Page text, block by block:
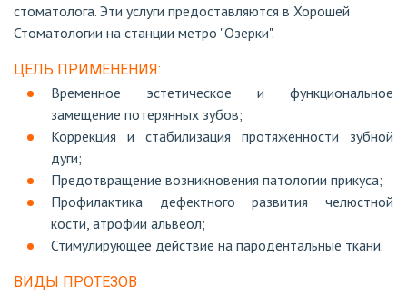
стоматолога. Эти услуги предоставляются в Хорошей
Стоматологии на станции метро "Озерки".
ЦЕЛЬ ПРИМЕНЕНИЯ:
Временное эстетическое и функциональное
замещение потерянных зубов;
Коррекция и стабилизация протяженности зубной
дуги;
Предотвращение возникновения патологии прикуса;
Профилактика дефектного развития челюстной
кости, атрофии альвеол;
Стимулирующее действие на пародентальные ткани.
ВИДЫ ПРОТЕЗОВ